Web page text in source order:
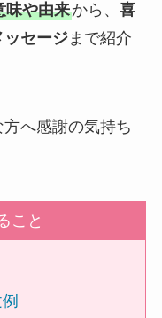
味や由来から、 喜
ッセージまで紹介
へ感謝の気持ち
こと